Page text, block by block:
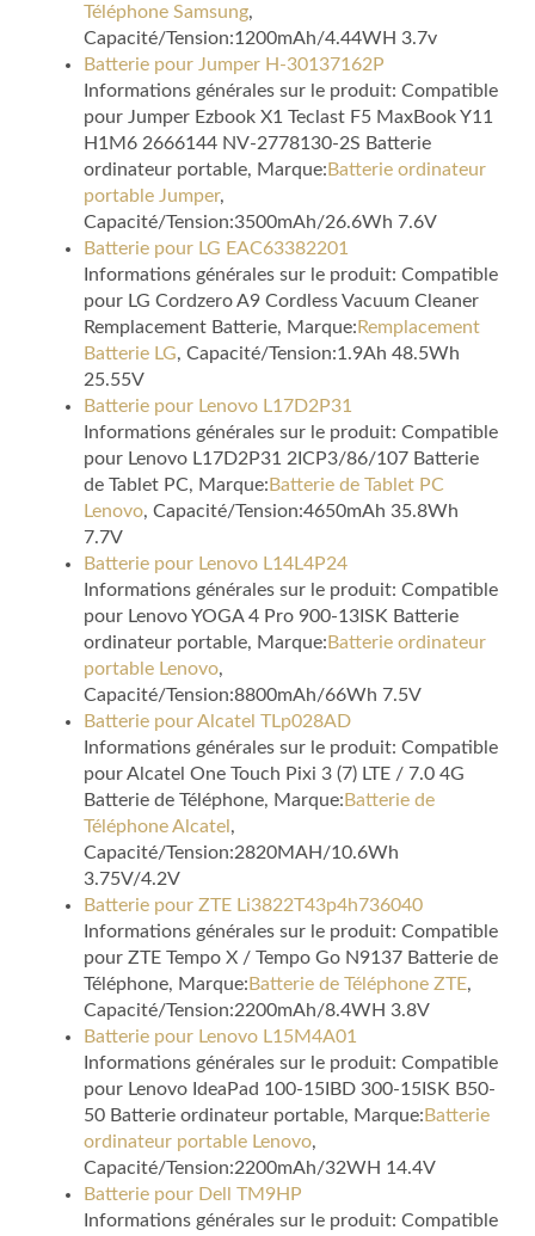
Téléphone Samsung,
Capacité/Tension:1200mAh/4.44WH 3.7v
Batterie pour Jumper H-30137162P
Informations générales sur le produit: Compatible
pour Jumper Ezbook X1 Teclast F5 MaxBook Y11
H1M6 2666144 NV-2778130-2S Batterie
ordinateur portable, Marque: Batterie ordinateur
portable Jumper,
Capacité/Tension:3500mAh/26.6Wh 7.6V
Batterie pour LG EAC63382201
Informations générales sur le produit: Compatible
pour LG Cordzero A9 Cordless Vacuum Cleaner
Remplacement Batterie, Marque: Remplacement
Batterie LG, Capacité/Tension:1.9Ah 48.5Wh
25.55V
Batterie pour Lenovo L17D2P31
Informations générales sur le produit: Compatible
pour Lenovo L17D2P31 2ICP3/86/107 Batterie
de Tablet PC, Marque: Batterie de Tablet PC
Lenovo, Capacité/Tension:4650mAh 35.8Wh
7.7V
Batterie pour Lenovo L14L4P24
Informations générales sur le produit: Compatible
pour Lenovo YOGA 4 Pro 900-13ISK Batterie
ordinateur portable, Marque: Batterie ordinateur
portable Lenovo,
Capacité/Tension:8800mAh/66Wh 7.5V
Batterie pour Alcatel TLp028AD
Informations générales sur le produit: Compatible
pour Alcatel One Touch Pixi 3 (7) LTE / 7.0 4G
Batterie de Téléphone, Marque: Batterie de
Téléphone Alcatel ,
Capacité/Tension:2820MAH/10.6Wh
3.75V/4.2V
Batterie pour ZTE Li3822T43p4h736040
Informations générales sur le produit: Compatible
pour ZTE Tempo X / Tempo Go N9137 Batterie de
Téléphone, Marque: Batterie de Téléphone ZTE,
Capacité/Tension:2200mAh/8.4WH 3.8V
Batterie pour Lenovo L15M4A01
Informations générales sur le produit: Compatible
pour Lenovo IdeaPad 100-15IBD 300-15ISK B50-
50 Batterie ordinateur portable, Marque: Batterie
ordinateur portable Lenovo,
Capacité/Tension:2200mAh/32WH 14.4V
Batterie pour Dell TM9HP
Informations générales sur le produit: Compatible